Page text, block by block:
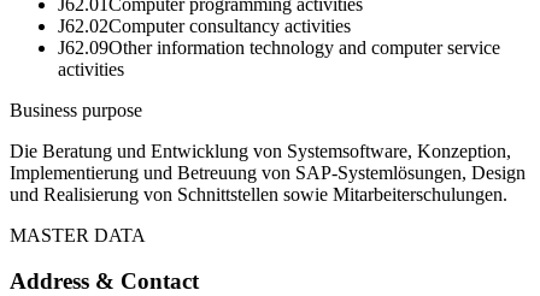
J62.02Computer consultancy activities
J62.09Other information technology and computer service
activities
Business purpose
Die Beratung und Entwicklung von Systemsoftware, Konzeption,
Implementierung und Betreuung von SAP-Systemlösungen, Design
und Realisierung von Schnittstellen sowie Mitarbeiterschulungen.
MASTER DATA
Address & Contact